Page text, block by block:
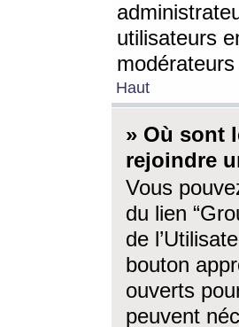
utilisateurs
Haut
» Où sont
rejoindre
Vous
du lien
de
bouton
ouverts
peuvent